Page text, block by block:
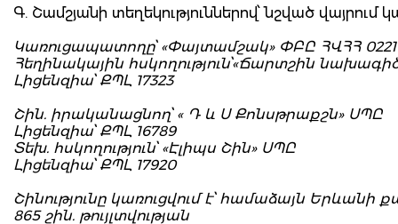
Գ. Շամշյանի տեղեկություններով՝ նշված
Կառուցապատողը՝ «Փայտամշակ» ՓԲԸ ՀՎՀՀ
Հեղինակային հսկողություն՝«Ճարտշին
Լիցենզիա՝ ՔՊԼ 17323
Շին. իրականացնող՝ « Դ և Ս Քոնսթրաքշն» ՍՊԸ
Լիցենզիա՝ ՔՊԼ 16789
Տեխ. հսկողություն՝ «Էլիպս Շին» ՍՊԸ
Լիցենզիա՝ ՔՊԼ 17920
Շինությունը կառուցվում է՝ համաձայն
865 շին. թույլտվության